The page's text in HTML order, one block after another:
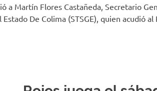
a Martín Flores Castañeda, Secretario
De Colima (STSGE), quien acudió